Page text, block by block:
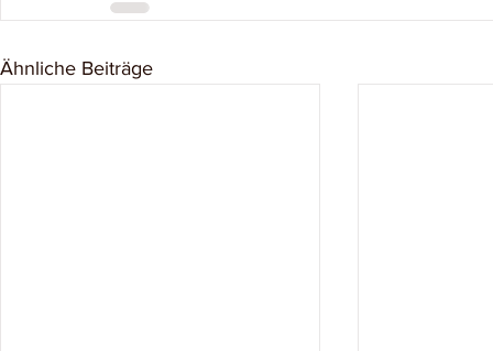
Ähnliche Beiträge